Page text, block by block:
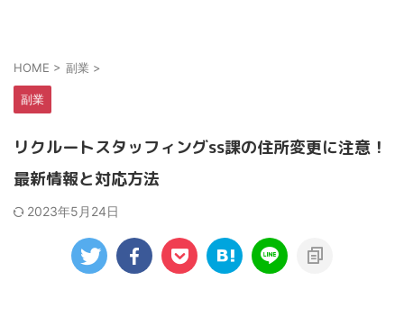
HOME > 副業 >
副業
リクルートスタッフィングss課の住所変更に注意！
最新情報と対応方法
2023年5月24日